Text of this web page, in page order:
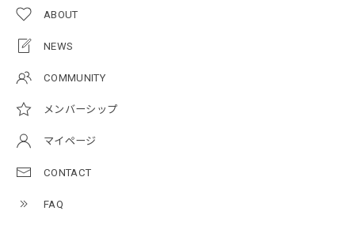
ABOUT
NEWS
COMMUNITY
メンバーシップ
マイページ
CONTACT
FAQ